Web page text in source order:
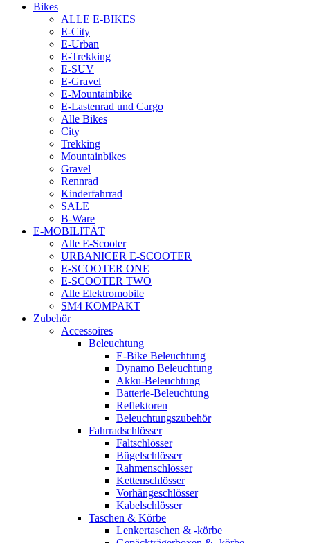
Bikes
ALLE E-BIKES
E-City
E-Urban
E-Trekking
E-SUV
E-Gravel
E-Mountainbike
E-Lastenrad und Cargo
Alle Bikes
City
Trekking
Mountainbikes
Gravel
Rennrad
Kinderfahrrad
SALE
B-Ware
E-MOBILITÄT
Alle E-Scooter
URBANICER E-SCOOTER
E-SCOOTER ONE
E-SCOOTER TWO
Alle Elektromobile
SM4 KOMPAKT
Zubehör
Accessoires
Beleuchtung
E-Bike Beleuchtung
Dynamo Beleuchtung
Akku-Beleuchtung
Batterie-Beleuchtung
Reflektoren
Beleuchtungszubehör
Fahrradschlösser
Faltschlösser
Bügelschlösser
Rahmenschlösser
Kettenschlösser
Vorhängeschlösser
Kabelschlösser
Taschen & Körbe
Lenkertaschen & -körbe